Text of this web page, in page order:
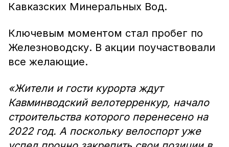
Кавказских Минеральных Вод.
Ключевым моментом стал пробег по
Железноводску. В акции поучаствовали
все желающие.
«Жители и гости курорта ждут
Кавминводский велотерренкур, начало
строительства которого перенесено на
2022 год. А поскольку велоспорт уже